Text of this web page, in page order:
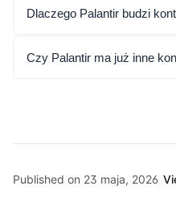
Dlaczego Palantir budzi
Czy Palantir ma już inne
Published on 23 maja, 2026